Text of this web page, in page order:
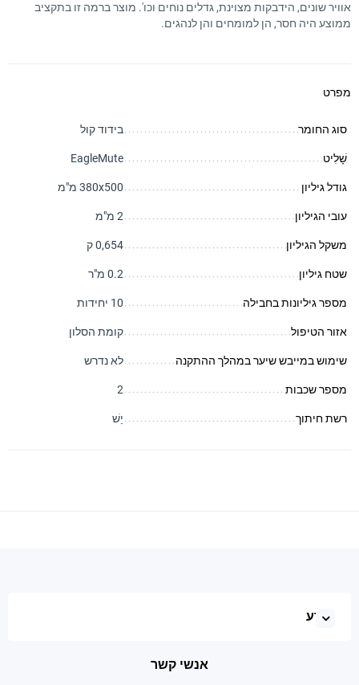
אוויר שונים, הידבקות מצוינת, גדלים נוחים וכו'. מוצר ברמה זו בתקציב
ממוצע היה חסר, הן למומחים והן לנהגים.
מפרט
סוג החומר בידוד קול
שָׁלִיט EagleMute
גודל גיליון 380x500 מ"מ
עובי הגיליון 2 מ"מ
משקל הגיליון 0,654 ק
שטח גיליון 0.2 מ"ר
מספר גיליונות בחבילה 10 יחידות
אזור הטיפול קומת הסלון
שימוש במייבש שיער במהלך ההתקנה לא נדרש
מספר שכבות 2
רשת חיתוך יֵשׁ
מֵידָע
אנשי קשר